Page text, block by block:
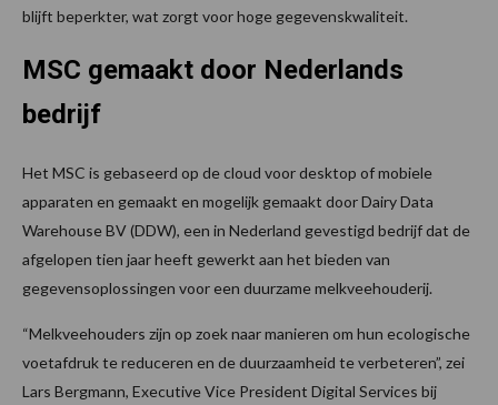
blijft beperkter, wat zorgt voor hoge gegevenskwaliteit.
MSC gemaakt door Nederlands
bedrijf
Het MSC is gebaseerd op de cloud voor desktop of mobiele
apparaten en gemaakt en mogelijk gemaakt door Dairy Data
Warehouse BV (DDW), een in Nederland gevestigd bedrijf dat de
afgelopen tien jaar heeft gewerkt aan het bieden van
gegevensoplossingen voor een duurzame melkveehouderij.
“Melkveehouders zijn op zoek naar manieren om hun ecologische
voetafdruk te reduceren en de duurzaamheid te verbeteren”, zei
Lars Bergmann, Executive Vice President Digital Services bij